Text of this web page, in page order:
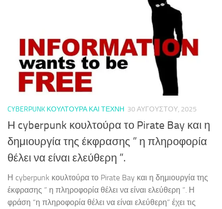
CYBERPUNK ΚΟΥΛΤΟΎΡΑ ΚΑΙ ΤΈΧΝΗ 30 ΑΥΓΟΎΣΤΟΥ, 2025
Η cyberpunk κουλτούρα το Pirate Bay και η
δημιουργία της έκφρασης ” η πληροφορία
θέλει να είναι ελεύθερη ”.
Η cyberpunk κουλτούρα το Pirate Bay και η δημιουργία της
έκφρασης ” η πληροφορία θέλει να είναι ελεύθερη ”. Η
φράση “η πληροφορία θέλει να είναι ελεύθερη” έχει τις